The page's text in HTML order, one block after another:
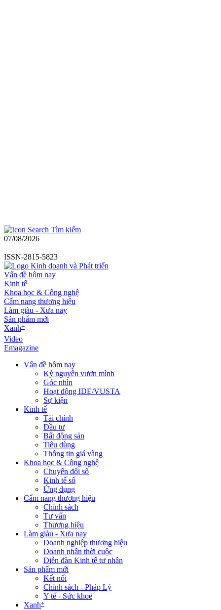
Tìm kiếm
07/08/2026
ISSN-2815-5823
Vấn đề hôm nay
Kinh tế
Khoa học & Công nghệ
Cẩm nang thương hiệu
Làm giàu - Xưa nay
Sản phẩm mới
Xanh+
Video
Emagazine
Vấn đề hôm nay
Kỷ nguyên vươn mình
Góc nhìn
Hoạt động IDE/VUSTA
Sự kiện
Kinh tế
Tài chính
Đầu tư
Bất động sản
Tiêu dùng
Thông tin giá vàng
Khoa học & Công nghệ
Chuyển đổi số
Kinh tế số
Ứng dụng
Cẩm nang thương hiệu
Chính sách
Tư vấn
Thương hiệu
Làm giàu - Xưa nay
Doanh nghiệp thương hiệu
Doanh nhân thời cuộc
Diễn đàn Kinh tế tư nhân
Sản phẩm mới
Kết nối
Chính sách - Pháp Lý
Y tế - Sức khoẻ
Xanh+